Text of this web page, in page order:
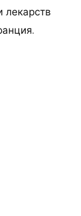
лекарств